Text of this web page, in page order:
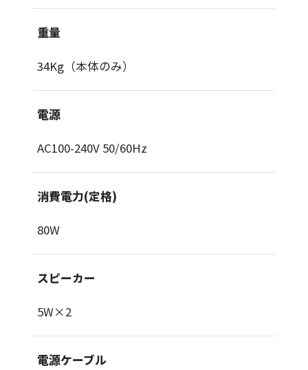
重量
34Kg（本体のみ）
電源
AC100-240V 50/60Hz
消費電力(定格)
80W
スピーカー
5W×2
電源ケーブル